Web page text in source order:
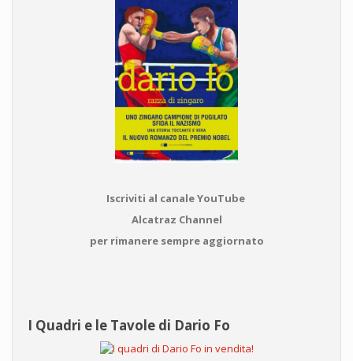
Iscriviti al canale YouTube
Alcatraz Channel
per rimanere sempre aggiornato
I Quadri e le Tavole di Dario Fo